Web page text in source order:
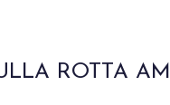
ROTTA